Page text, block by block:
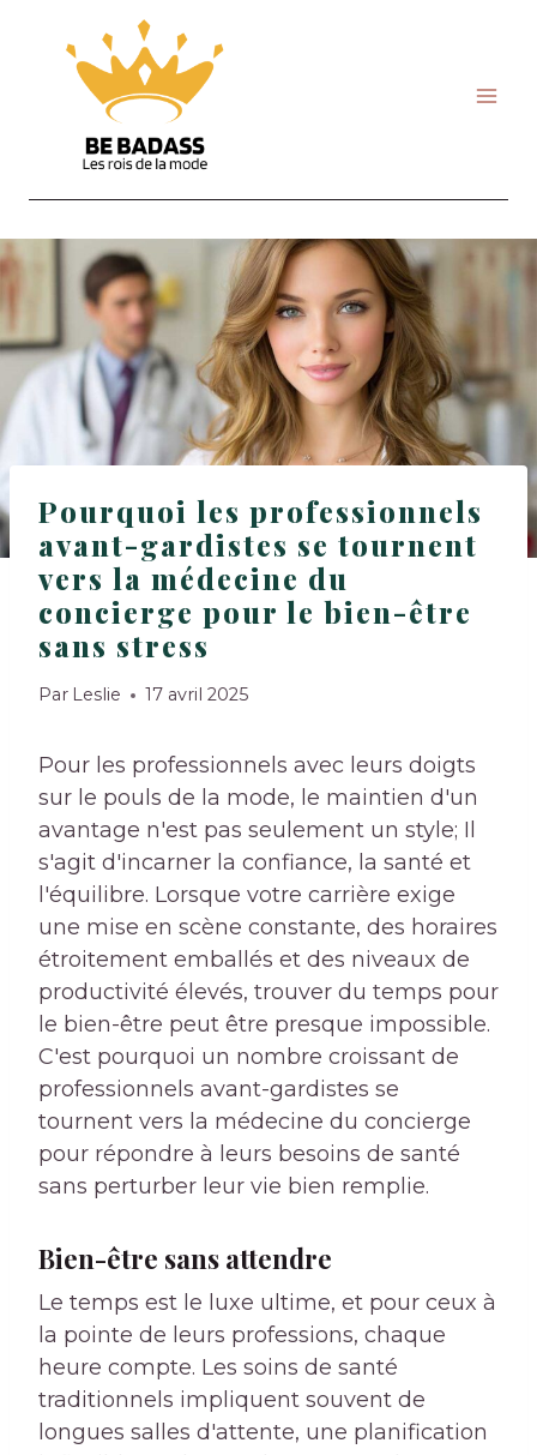
content
Pourquoi les professionnels
avant-gardistes se tournent
vers la médecine du
concierge pour le bien-être
sans stress
Par Leslie 17 avril 2025
Pour les professionnels avec leurs doigts
sur le pouls de la mode, le maintien d'un
avantage n'est pas seulement un style; Il
s'agit d'incarner la confiance, la santé et
l'équilibre. Lorsque votre carrière exige
une mise en scène constante, des horaires
étroitement emballés et des niveaux de
productivité élevés, trouver du temps pour
le bien-être peut être presque impossible.
C'est pourquoi un nombre croissant de
professionnels avant-gardistes se
tournent vers la médecine du concierge
pour répondre à leurs besoins de santé
sans perturber leur vie bien remplie.
Bien-être sans attendre
Le temps est le luxe ultime, et pour ceux à
la pointe de leurs professions, chaque
heure compte. Les soins de santé
traditionnels impliquent souvent de
longues salles d'attente, une planification